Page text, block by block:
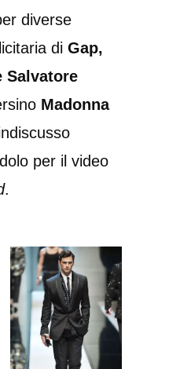
diverse
di Gap,
Salvatore
Madonna
per il video
.